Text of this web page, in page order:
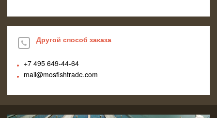
Другой способ заказа
+7 495 649-44-64
mail@mosfishtrade.com